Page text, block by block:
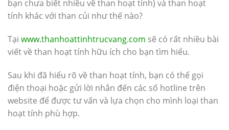
bạn chưa biết nhiều về than hoạt tính) và than hoạt
tính khác với than củi như thế nào?
Tại www.thanhoattinhtrucvang.com sẽ có rất nhiều bài
viết về than hoạt tính hữu ích cho bạn tìm hiểu.
Sau khi đã hiểu rõ về than hoạt tính, bạn có thể gọi
điện thoại hoặc gửi lời nhắn đến các số hotline trên
website để được tư vấn và lựa chọn cho mình loại than
hoạt tính phù hợp.